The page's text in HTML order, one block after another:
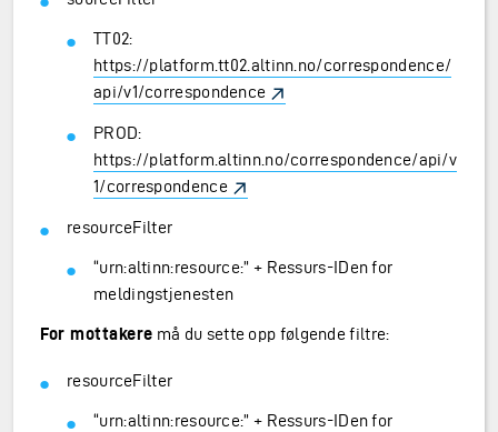
TT02:
https://platform.tt02.altinn.no/correspondence/
api/v1/correspondence
PROD:
https://platform.altinn.no/correspondence/api/v
1/correspondence
resourceFilter
“urn:altinn:resource:” + Ressurs-IDen for
meldingstjenesten
For mottakere må du sette opp følgende filtre:
resourceFilter
“urn:altinn:resource:” + Ressurs-IDen for